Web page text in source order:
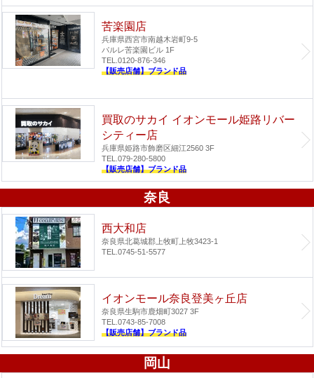
苦楽園店
兵庫県西宮市南越木岩町9-5
パルレ苦楽園ビル 1F
TEL.0120-876-346
【販売店舗】ブランド品
買取のサカイ イオンモール姫路リバー
シティー店
兵庫県姫路市飾磨区細江2560 3F
TEL.079-280-5800
【販売店舗】ブランド品
奈良
西大和店
奈良県北葛城郡上牧町上牧3423-1
TEL.0745-51-5577
イオンモール奈良登美ヶ丘店
奈良県生駒市鹿畑町3027 3F
TEL.0743-85-7008
【販売店舗】ブランド品
岡山